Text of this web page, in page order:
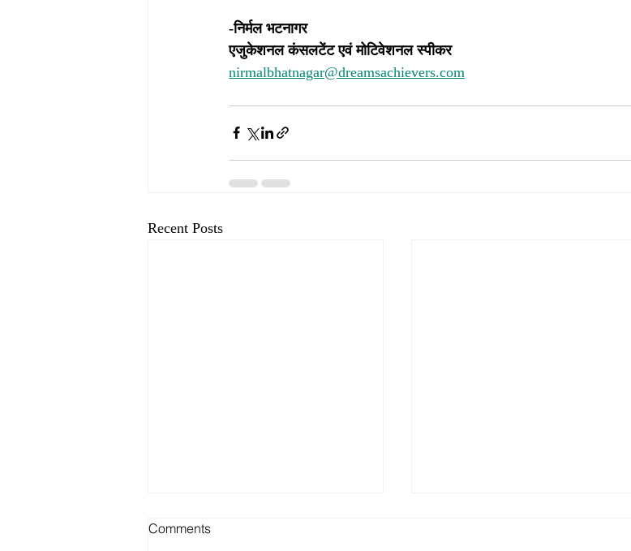
-निर्मल भटनागर
एजुकेशनल कंसलटेंट एवं मोटिवेशनल स्पीकर
nirmalbhatnagar@dreamsachievers.com
Recent Posts
Comments